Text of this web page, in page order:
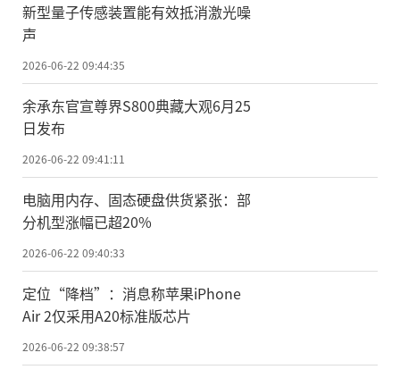
新型量子传感装置能有效抵消激光噪
声
2026-06-22 09:44:35
余承东官宣尊界S800典藏大观6月25
日发布
2026-06-22 09:41:11
电脑用内存、固态硬盘供货紧张：部
分机型涨幅已超20%
2026-06-22 09:40:33
定位“降档”：消息称苹果iPhone
Air 2仅采用A20标准版芯片
2026-06-22 09:38:57